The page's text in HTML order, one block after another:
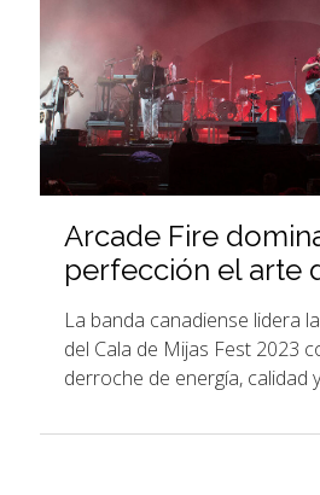
Arcade Fire
perfección el arte
La banda canadiense lidera
del Cala de Mijas Fest 2023
derroche de energía, calidad